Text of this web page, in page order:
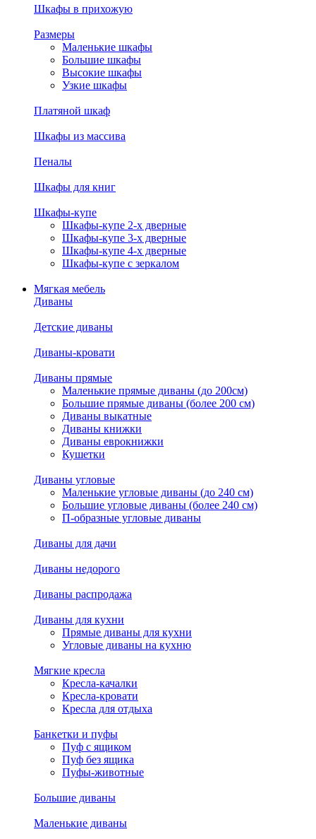
Шкафы в прихожую
Размеры
Маленькие шкафы
Большие шкафы
Высокие шкафы
Узкие шкафы
Платяной шкаф
Шкафы из массива
Пеналы
Шкафы для книг
Шкафы-купе
Шкафы-купе 2-х дверные
Шкафы-купе 3-х дверные
Шкафы-купе 4-х дверные
Шкафы-купе с зеркалом
Мягкая мебель
Диваны
Детские диваны
Диваны-кровати
Диваны прямые
Маленькие прямые диваны (до 200см)
Большие прямые диваны (более 200 см)
Диваны выкатные
Диваны книжки
Диваны еврокнижки
Кушетки
Диваны угловые
Маленькие угловые диваны (до 240 см)
Большие угловые диваны (более 240 см)
П-образные угловые диваны
Диваны для дачи
Диваны недорого
Диваны распродажа
Диваны для кухни
Прямые диваны для кухни
Угловые диваны на кухню
Мягкие кресла
Кресла-качалки
Кресла-кровати
Кресла для отдыха
Банкетки и пуфы
Пуф с ящиком
Пуф без ящика
Пуфы-животные
Большие диваны
Маленькие диваны